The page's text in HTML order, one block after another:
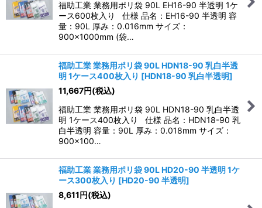
福助工業 業務用ポリ袋 90L EH16-90 半透明 1ケ
ース600枚入り 仕様 品名：EH16-90 半透明 容
量：90L 厚み：0.016mm サイズ：
900×1000mm (袋…
福助工業 業務用ポリ袋 90L HDN18-90 乳白半透
明 1ケース400枚入り [HDN18-90 乳白半透明]
11,667円(税込)
福助工業 業務用ポリ袋 90L HDN18-90 乳白半透
明 1ケース400枚入り 仕様 品名：HDN18-90 乳
白半透明 容量：90L 厚み：0.018mm サイズ：
900×100…
福助工業 業務用ポリ袋 90L HD20-90 半透明 1ケ
ース300枚入り [HD20-90 半透明]
8,611円(税込)